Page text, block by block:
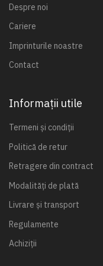
Despre noi
Cariere
Imprinturile noastre
Contact
Informații utile
Termeni și condiții
Politică de retur
Retragere din contract
Modalități de plată
Livrare și transport
Regulamente
Achiziții